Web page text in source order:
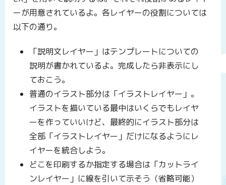
ーが用意されているよ。各レイヤーの役割については
以下の通り。
「説明文レイヤー」はテンプレートについての
説明が書かれているよ。完成したら非表示にし
ておこう。
普通のイラスト部分は「イラストレイヤー」。
イラストを描いている最中はいくらでもレイヤ
ーを作っていいけど、最終的にイラスト部分は
全部「イラストレイヤー」だけになるようにレ
イヤーを統合しよう。
どこを印刷するか指定する場合は「カットライ
ンレイヤー」に線を引いて示そう（省略可能）